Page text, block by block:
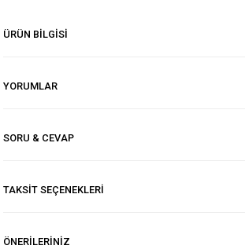
ÜRÜN BİLGİSİ
YORUMLAR
SORU & CEVAP
TAKSİT SEÇENEKLERİ
ÖNERİLERİNİZ